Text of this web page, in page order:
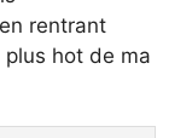
rentrant
plus hot de ma